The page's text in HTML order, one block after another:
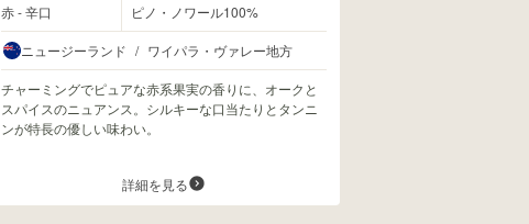
赤 - 辛口 ピノ・ノワール100%
ニュージーランド / ワイパラ・ヴァレー地方
チャーミングでピュアな赤系果実の香りに、オークと
スパイスのニュアンス。シルキーな口当たりとタンニ
ンが特長の優しい味わい。
詳細を見る